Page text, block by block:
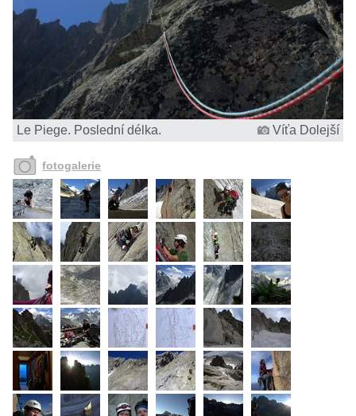
Le Piege. Poslední délka. Víťa Dolejší
fotogalerie